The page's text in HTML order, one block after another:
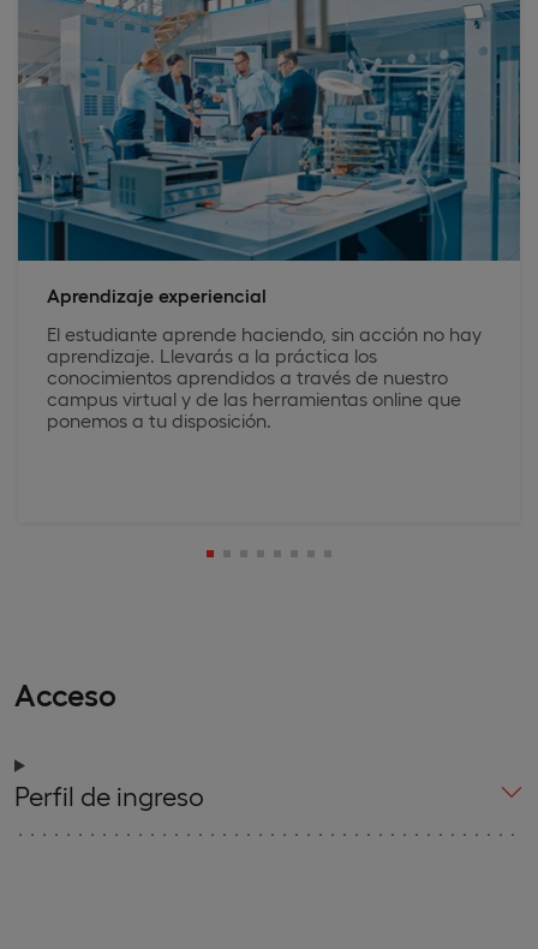
Aprendizaje experiencial
El estudiante aprende haciendo, sin acción no hay
aprendizaje. Llevarás a la práctica los
conocimientos aprendidos a través de nuestro
campus virtual y de las herramientas online que
ponemos a tu disposición.
Acceso
Perfil de ingreso